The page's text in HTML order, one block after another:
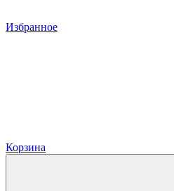
Избранное
Корзина